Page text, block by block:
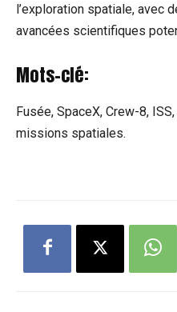
l’exploration spatiale, avec
avancées scientifiques
Mots-clé:
Fusée, SpaceX, Crew-8,
missions spatiales.